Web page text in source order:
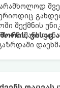
შექმნის
ნიშანსვისაც